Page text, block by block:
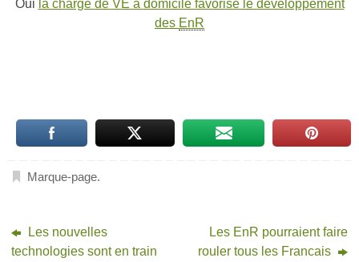
Oui la charge de VE à domicile favorise le développement
des EnR
Marque-page.
Les nouvelles
technologies sont en train
Les EnR pourraient faire
rouler tous les Francais